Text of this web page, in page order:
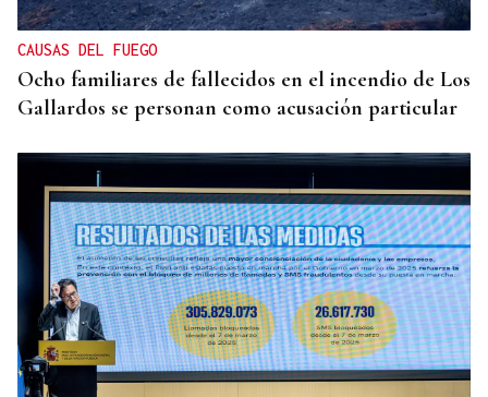
CAUSAS DEL FUEGO
Ocho familiares de fallecidos en el incendio de Los
Gallardos se personan como acusación particular